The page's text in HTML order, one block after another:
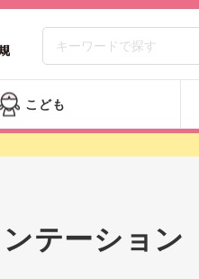
こども
テーショ